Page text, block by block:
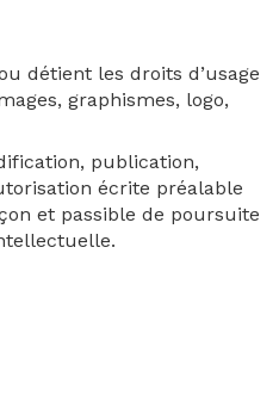
détient les droits d’usage
graphismes, logo,
publication,
écrite préalable
et passible de poursuite